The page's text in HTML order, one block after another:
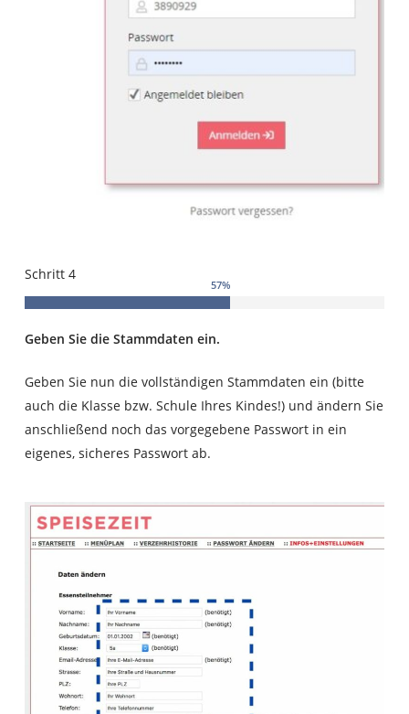
Schritt 4
57%
Geben Sie die Stammdaten ein.
Geben Sie nun die vollständigen Stammdaten ein (bitte
auch die Klasse bzw. Schule Ihres Kindes!) und ändern Sie
anschließend noch das vorgegebene Passwort in ein
eigenes, sicheres Passwort ab.